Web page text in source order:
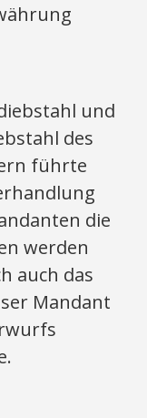
und
des
führte
die
werden
auch das
Mandant